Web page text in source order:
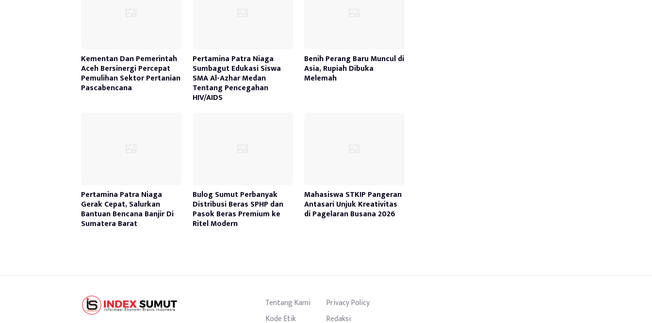
Kementan Dan Pemerintah
Aceh Bersinergi Percepat
Pemulihan Sektor Pertanian
Pascabencana
Pertamina Patra Niaga
Sumbagut Edukasi Siswa
SMA Al-Azhar Medan
Tentang Pencegahan
HIV/AIDS
Benih Perang Baru Muncul di
Asia, Rupiah Dibuka
Melemah
Pertamina Patra Niaga
Gerak Cepat, Salurkan
Bantuan Bencana Banjir Di
Sumatera Barat
Bulog Sumut Perbanyak
Distribusi Beras SPHP dan
Pasok Beras Premium ke
Ritel Modern
Mahasiswa STKIP Pangeran
Antasari Unjuk Kreativitas
di Pagelaran Busana 2026
Tentang Kami
Privacy Policy
Kode Etik
Redaksi